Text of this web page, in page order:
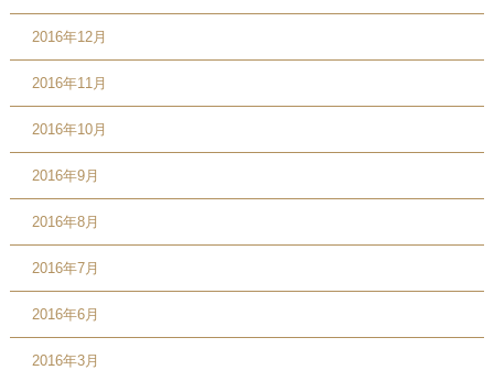
2016年12月
2016年11月
2016年10月
2016年9月
2016年8月
2016年7月
2016年6月
2016年3月